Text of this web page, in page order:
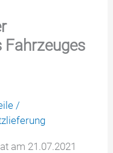
Fahrzeuges
/
am 21.07.2021